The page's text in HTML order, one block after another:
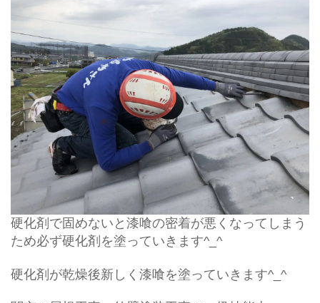
硬化剤で固めないと漆喰の密着が悪くなってしまう
ため必ず硬化剤を塗っていきます^_^
硬化剤が乾燥後新しく漆喰を塗っていきます^_^